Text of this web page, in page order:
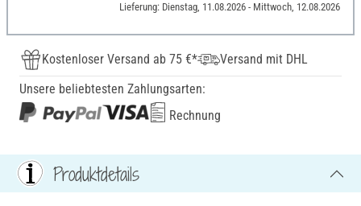
Lieferung: Dienstag, 11.08.2026 - Mittwoch, 12.08.2026
Kostenloser Versand ab 75 €*
Versand mit DHL
Unsere beliebtesten Zahlungsarten:
Rechnung
Produktdetails